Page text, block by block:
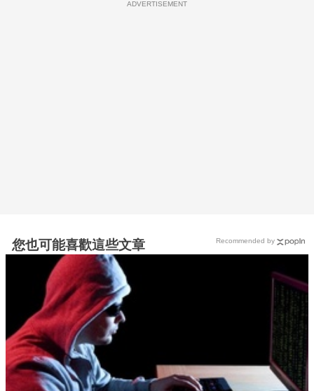
ADVERTISEMENT
您也可能喜歡這些文章 Recommended by